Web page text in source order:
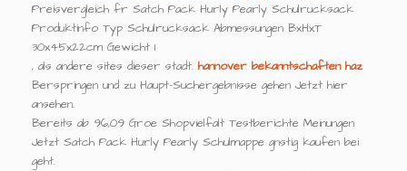
Preisvergleich fr Satch Pack Hurly Pearly Schulrucksack
Produktinfo Typ Schulrucksack Abmessungen BxHxT
30x45x22cm Gewicht 1
, als andere sites dieser stadt. hannover bekanntschaften haz
Berspringen und zu Haupt-Suchergebnisse gehen Jetzt hier
ansehen.
Bereits ab 96,09 Groe Shopvielfalt Testberichte Meinungen
Jetzt Satch Pack Hurly Pearly Schulmappe gnstig kaufen bei
geht.